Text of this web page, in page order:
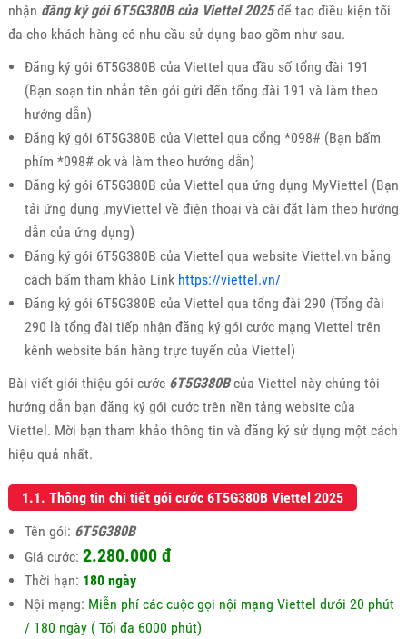
nhận đăng ký gói 6T5G380B của Viettel 2025để tạo điều kiện tối
đa cho khách hàng có nhu cầu sử dụng bao gồm như sau.
Đăng ký gói 6T5G380B của Viettel qua đầu số tổng đài 191
(Bạn soạn tin nhắn tên gói gửi đến tổng đài 191 và làm theo
hướng dẫn)
Đăng ký gói 6T5G380B của Viettel qua cổng *098# (Bạn bấm
phím *098# ok và làm theo hướng dẫn)
Đăng ký gói 6T5G380B của Viettel qua ứng dụng MyViettel (Bạn
tải ứng dụng ,myViettel về điện thoại và cài đặt làm theo hướng
dẫn của ứng dụng)
Đăng ký gói 6T5G380B của Viettel qua website Viettel.vn bằng
cách bấm tham khảo Link https://viettel.vn/
Đăng ký gói 6T5G380B của Viettel qua tổng đài 290 (Tổng đài
290 là tổng đài tiếp nhận đăng ký gói cước mạng Viettel trên
kênh website bán hàng trực tuyến của Viettel)
Bài viết giới thiệu gói cước 6T5G380Bcủa Viettel này chúng tôi
hướng dẫn bạn đăng ký gói cước trên nền tảng website của
Viettel. Mời bạn tham khảo thông tin và đăng ký sử dụng một cách
hiệu quả nhất.
1.1. Thông tin chi tiết gói cước 6T5G380B Viettel 2025
Tên gói: 6T5G380B
Giá cước: 2.280.000 đ
Thời hạn: 180 ngày
Nội mạng: Miễn phí các cuộc gọi nội mạng Viettel dưới 20 phút
/ 180 ngày ( Tối đa 6000 phút)